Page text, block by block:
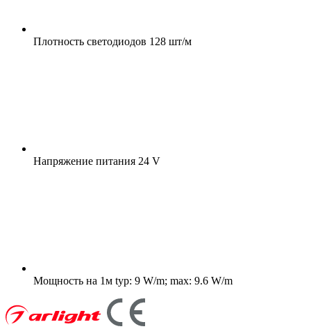
Плотность светодиодов 128 шт/м
Напряжение питания 24 V
Мощность на 1м typ: 9 W/m; max: 9.6 W/m